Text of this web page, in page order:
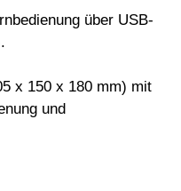
über USB-
x 150 x 180 mm) mit
und